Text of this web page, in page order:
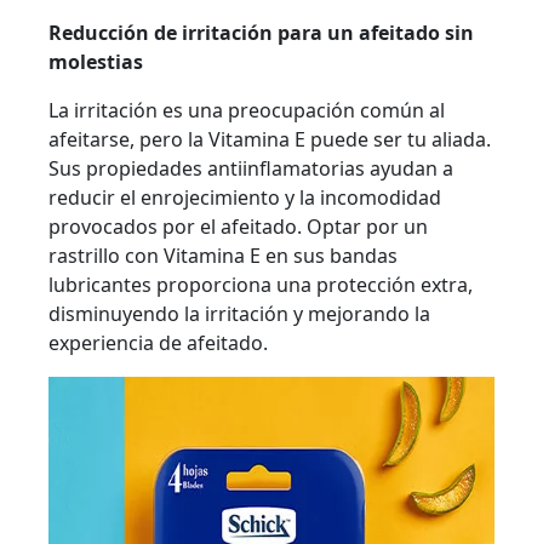
Reducción de irritación para un afeitado sin
molestias
La irritación es una preocupación común al
afeitarse, pero la Vitamina E puede ser tu aliada.
Sus propiedades antiinflamatorias ayudan a
reducir el enrojecimiento y la incomodidad
provocados por el afeitado. Optar por un
rastrillo con Vitamina E en sus bandas
lubricantes proporciona una protección extra,
disminuyendo la irritación y mejorando la
experiencia de afeitado.